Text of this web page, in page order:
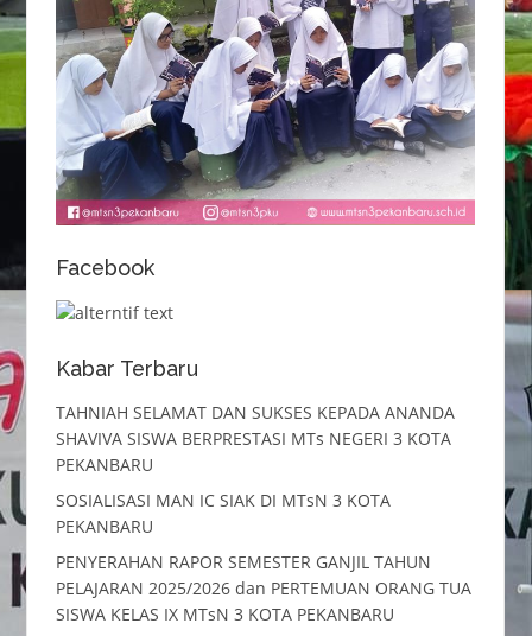
Facebook
Kabar Terbaru
TAHNIAH SELAMAT DAN SUKSES KEPADA ANANDA
SHAVIVA SISWA BERPRESTASI MTs NEGERI 3 KOTA
PEKANBARU
SOSIALISASI MAN IC SIAK DI MTsN 3 KOTA
PEKANBARU
PENYERAHAN RAPOR SEMESTER GANJIL TAHUN
PELAJARAN 2025/2026 dan PERTEMUAN ORANG TUA
SISWA KELAS IX MTsN 3 KOTA PEKANBARU